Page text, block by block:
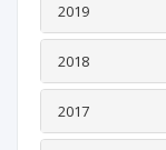
2019
2018
2017